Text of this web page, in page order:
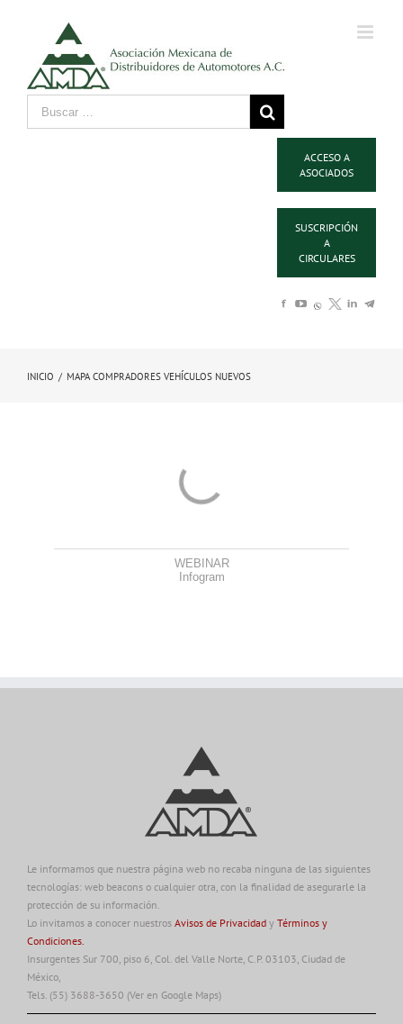
ACCESO A
ASOCIADOS
SUSCRIPCIÓN
A
CIRCULARES
INICIO / MAPA COMPRADORES VEHÍCULOS NUEVOS
WEBINAR
Infogram
Le informamos que nuestra página web no recaba ninguna de las siguientes
tecnologías: web beacons o cualquier otra, con la finalidad de asegurarle la
protección de su información.
Lo invitamos a conocer nuestros Avisos de Privacidad y Términos y
Condiciones.
Insurgentes Sur 700, piso 6, Col. del Valle Norte, C.P. 03103, Ciudad de
México,
Tels. (55) 3688-3650 (Ver en Google Maps)